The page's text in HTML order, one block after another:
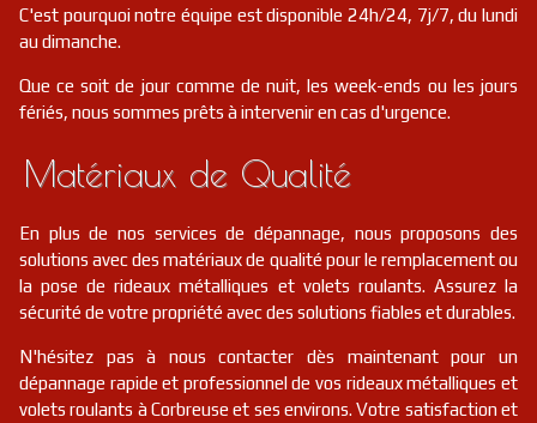
C'est pourquoi notre équipe est disponible 24h/24, 7j/7, du lundi
au dimanche.
Que ce soit de jour comme de nuit, les week-ends ou les jours
fériés, nous sommes prêts à intervenir en cas d'urgence.
Matériaux de Qualité
En plus de nos services de dépannage, nous proposons des
solutions avec des matériaux de qualité pour le remplacement ou
la pose de rideaux métalliques et volets roulants. Assurez la
sécurité de votre propriété avec des solutions fiables et durables.
N'hésitez pas à nous contacter dès maintenant pour un
dépannage rapide et professionnel de vos rideaux métalliques et
volets roulants à Corbreuse et ses environs. Votre satisfaction et